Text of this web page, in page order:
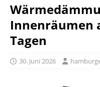
Innenräumen
Tagen
30. Juni 2026